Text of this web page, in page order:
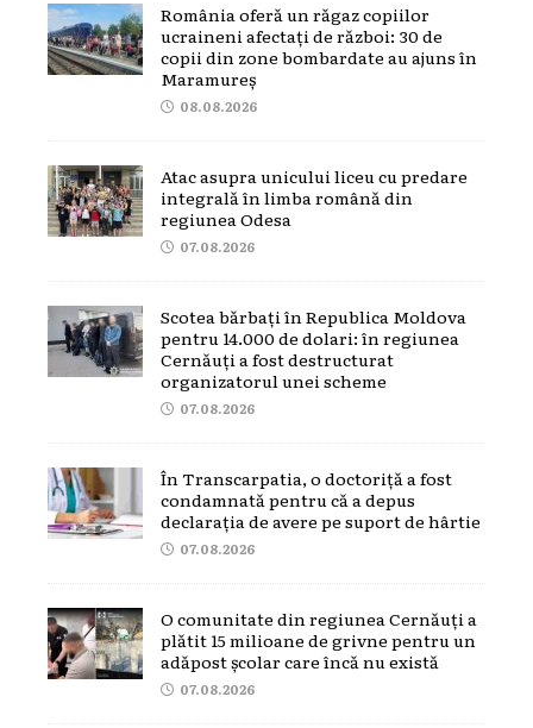
România oferă un răgaz copiilor
ucraineni afectați de război: 30 de
copii din zone bombardate au ajuns în
Maramureș
08.08.2026
Atac asupra unicului liceu cu predare
integrală în limba română din
regiunea Odesa
07.08.2026
Scotea bărbați în Republica Moldova
pentru 14.000 de dolari: în regiunea
Cernăuți a fost destructurat
organizatorul unei scheme
07.08.2026
În Transcarpatia, o doctoriță a fost
condamnată pentru că a depus
declarația de avere pe suport de hârtie
07.08.2026
O comunitate din regiunea Cernăuți a
plătit 15 milioane de grivne pentru un
adăpost școlar care încă nu există
07.08.2026